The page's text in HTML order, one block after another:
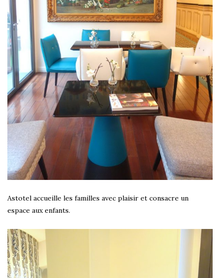
Astotel accueille les familles avec plaisir et consacre un
espace aux enfants.